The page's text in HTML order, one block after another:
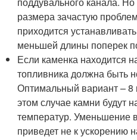
размера зачастую
приходится
меньшей длины поперек
Если каменка находится
топливника должна быть
Оптимальный вариант – 8
этом случае камни будут
температур. Уменьшение
приведет не к ускорению